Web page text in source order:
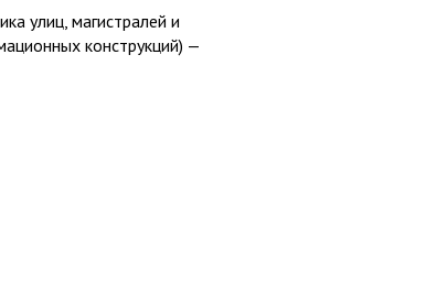
улиц, магистралей и
конструкций) —